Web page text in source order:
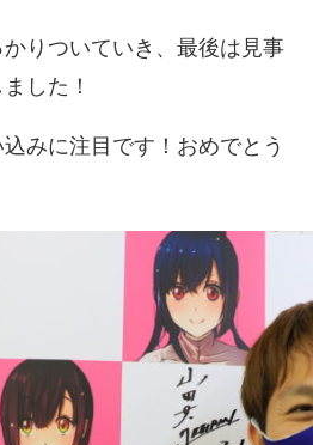
りついていき、最後は見事
した！
みに注目です！おめでとう